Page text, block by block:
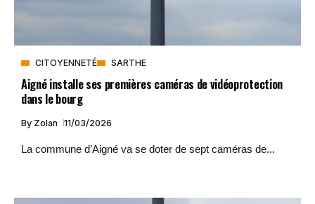
CITOYENNETÉ SARTHE
Aigné installe ses premières caméras de vidéoprotection
dans le bourg
By Zolan 11/03/2026
La commune d’Aigné va se doter de sept caméras de...